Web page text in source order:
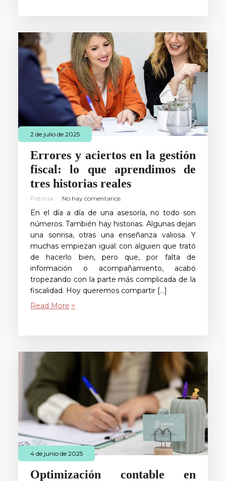
2 de julio de 2025
Errores y aciertos en la gestión
fiscal: lo que aprendimos de
tres historias reales
Patricia No hay comentarios
En el día a día de una asesoría, no todo son
números. También hay historias. Algunas dejan
una sonrisa, otras una enseñanza valiosa. Y
muchas empiezan igual: con alguien que trató
de hacerlo bien, pero que, por falta de
información o acompañamiento, acabó
tropezando con la parte más complicada de la
fiscalidad. Hoy queremos compartir […]
Read More
4 de junio de 2025
Optimización contable en